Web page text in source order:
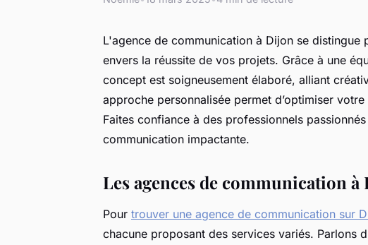
L'agence de communication à Dijon se distingue
envers la réussite de vos projets. Grâce à une
concept est soigneusement élaboré, alliant
approche personnalisée permet d’optimiser
Faites confiance à des professionnels
communication impactante.
Les agences de communication à
Pour trouver une agence de communication sur
chacune proposant des services variés. Parlons